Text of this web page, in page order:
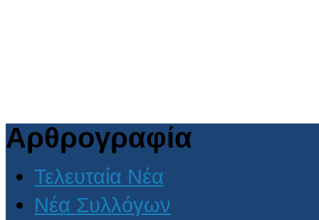
Αρθρογραφία
Τελευταία Νέα
Νέα Συλλόγων